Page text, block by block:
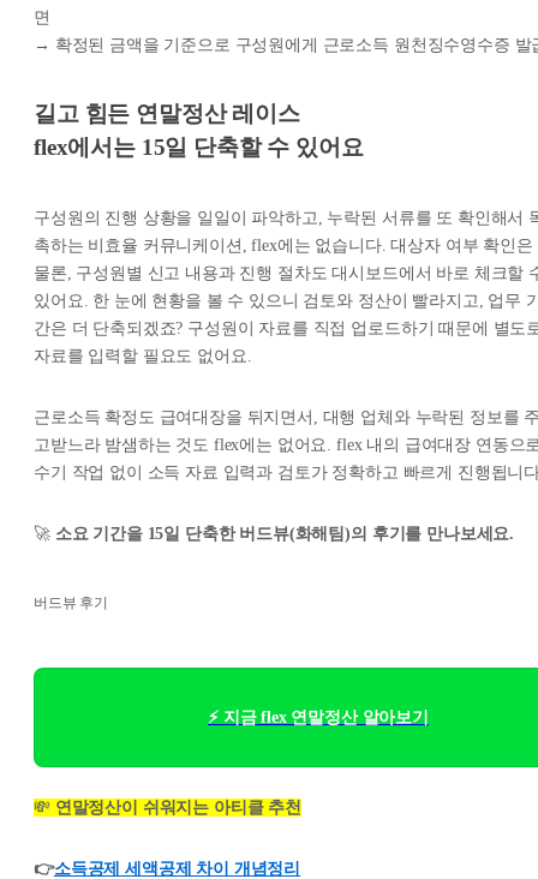
면
→ 확정된 금액을 기준으로 구성원에게 근로소득 원천징수영수증 발
길고 힘든 연말정산 레이스
flex에서는 15일 단축할 수 있어요
구성원의 진행 상황을 일일이 파악하고, 누락된 서류를 또 확인해서
촉하는 비효율 커뮤니케이션, flex에는 없습니다. 대상자 여부 확인은
물론, 구성원별 신고 내용과 진행 절차도 대시보드에서 바로 체크할
있어요. 한 눈에 현황을 볼 수 있으니 검토와 정산이 빨라지고, 업무
간은 더 단축되겠죠? 구성원이 자료를 직접 업로드하기 때문에 별도
자료를 입력할 필요도 없어요.
근로소득 확정도 급여대장을 뒤지면서, 대행 업체와 누락된 정보를
고받느라 밤샘하는 것도 flex에는 없어요. flex 내의 급여대장 연동으
수기 작업 없이 소득 자료 입력과 검토가 정확하고 빠르게 진행됩니
🚀 소요 기간을 15일 단축한 버드뷰(화해팀)의 후기를 만나보세요.
버드뷰 후기
⚡ 지금 flex 연말정산 알아보기
💸 연말정산이 쉬워지는 아티클 추천
👉소득공제 세액공제 차이 개념정리